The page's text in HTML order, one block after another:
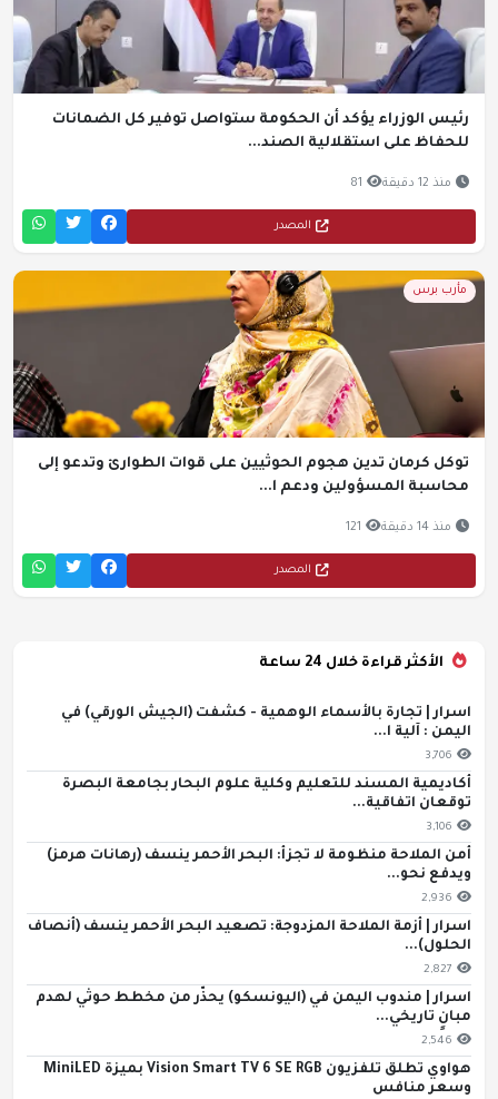
رئيس الوزراء يؤكد أن الحكومة ستواصل توفير كل الضمانات
للحفاظ على استقلالية الصند...
منذ 12 دقيقة 81
المصدر
مأرب برس
توكل كرمان تدين هجوم الحوثيين على قوات الطوارئ وتدعو إلى
محاسبة المسؤولين ودعم ا...
منذ 14 دقيقة 121
المصدر
الأكثر قراءة خلال 24 ساعة
اسرار | تجارة بالأسماء الوهمية - كشفت (الجيش الورقي) في
اليمن : آلية ا...
3,706
أكاديمية المسند للتعليم وكلية علوم البحار بجامعة البصرة
توقعان اتفاقية...
3,106
أمن الملاحة منظومة لا تجزأ: البحر الأحمر ينسف (رهانات هرمز)
ويدفع نحو...
2,936
اسرار | أزمة الملاحة المزدوجة: تصعيد البحر الأحمر ينسف (أنصاف
الحلول)...
2,827
اسرار | مندوب اليمن في (اليونسكو) يحذّر من مخطط حوثي لهدم
مبانٍ تاريخي...
2,546
هواوي تطلق تلفزيون Vision Smart TV 6 SE RGB بميزة MiniLED
وسعر منافس